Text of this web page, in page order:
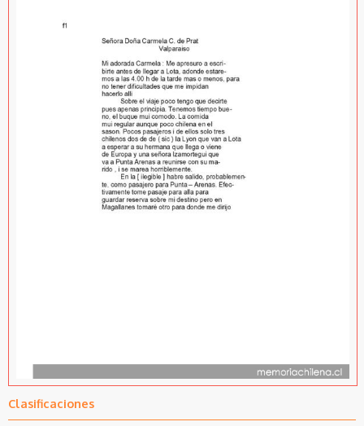
Clasificaciones